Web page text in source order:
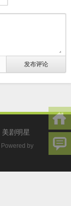
美剧明星
Powered by